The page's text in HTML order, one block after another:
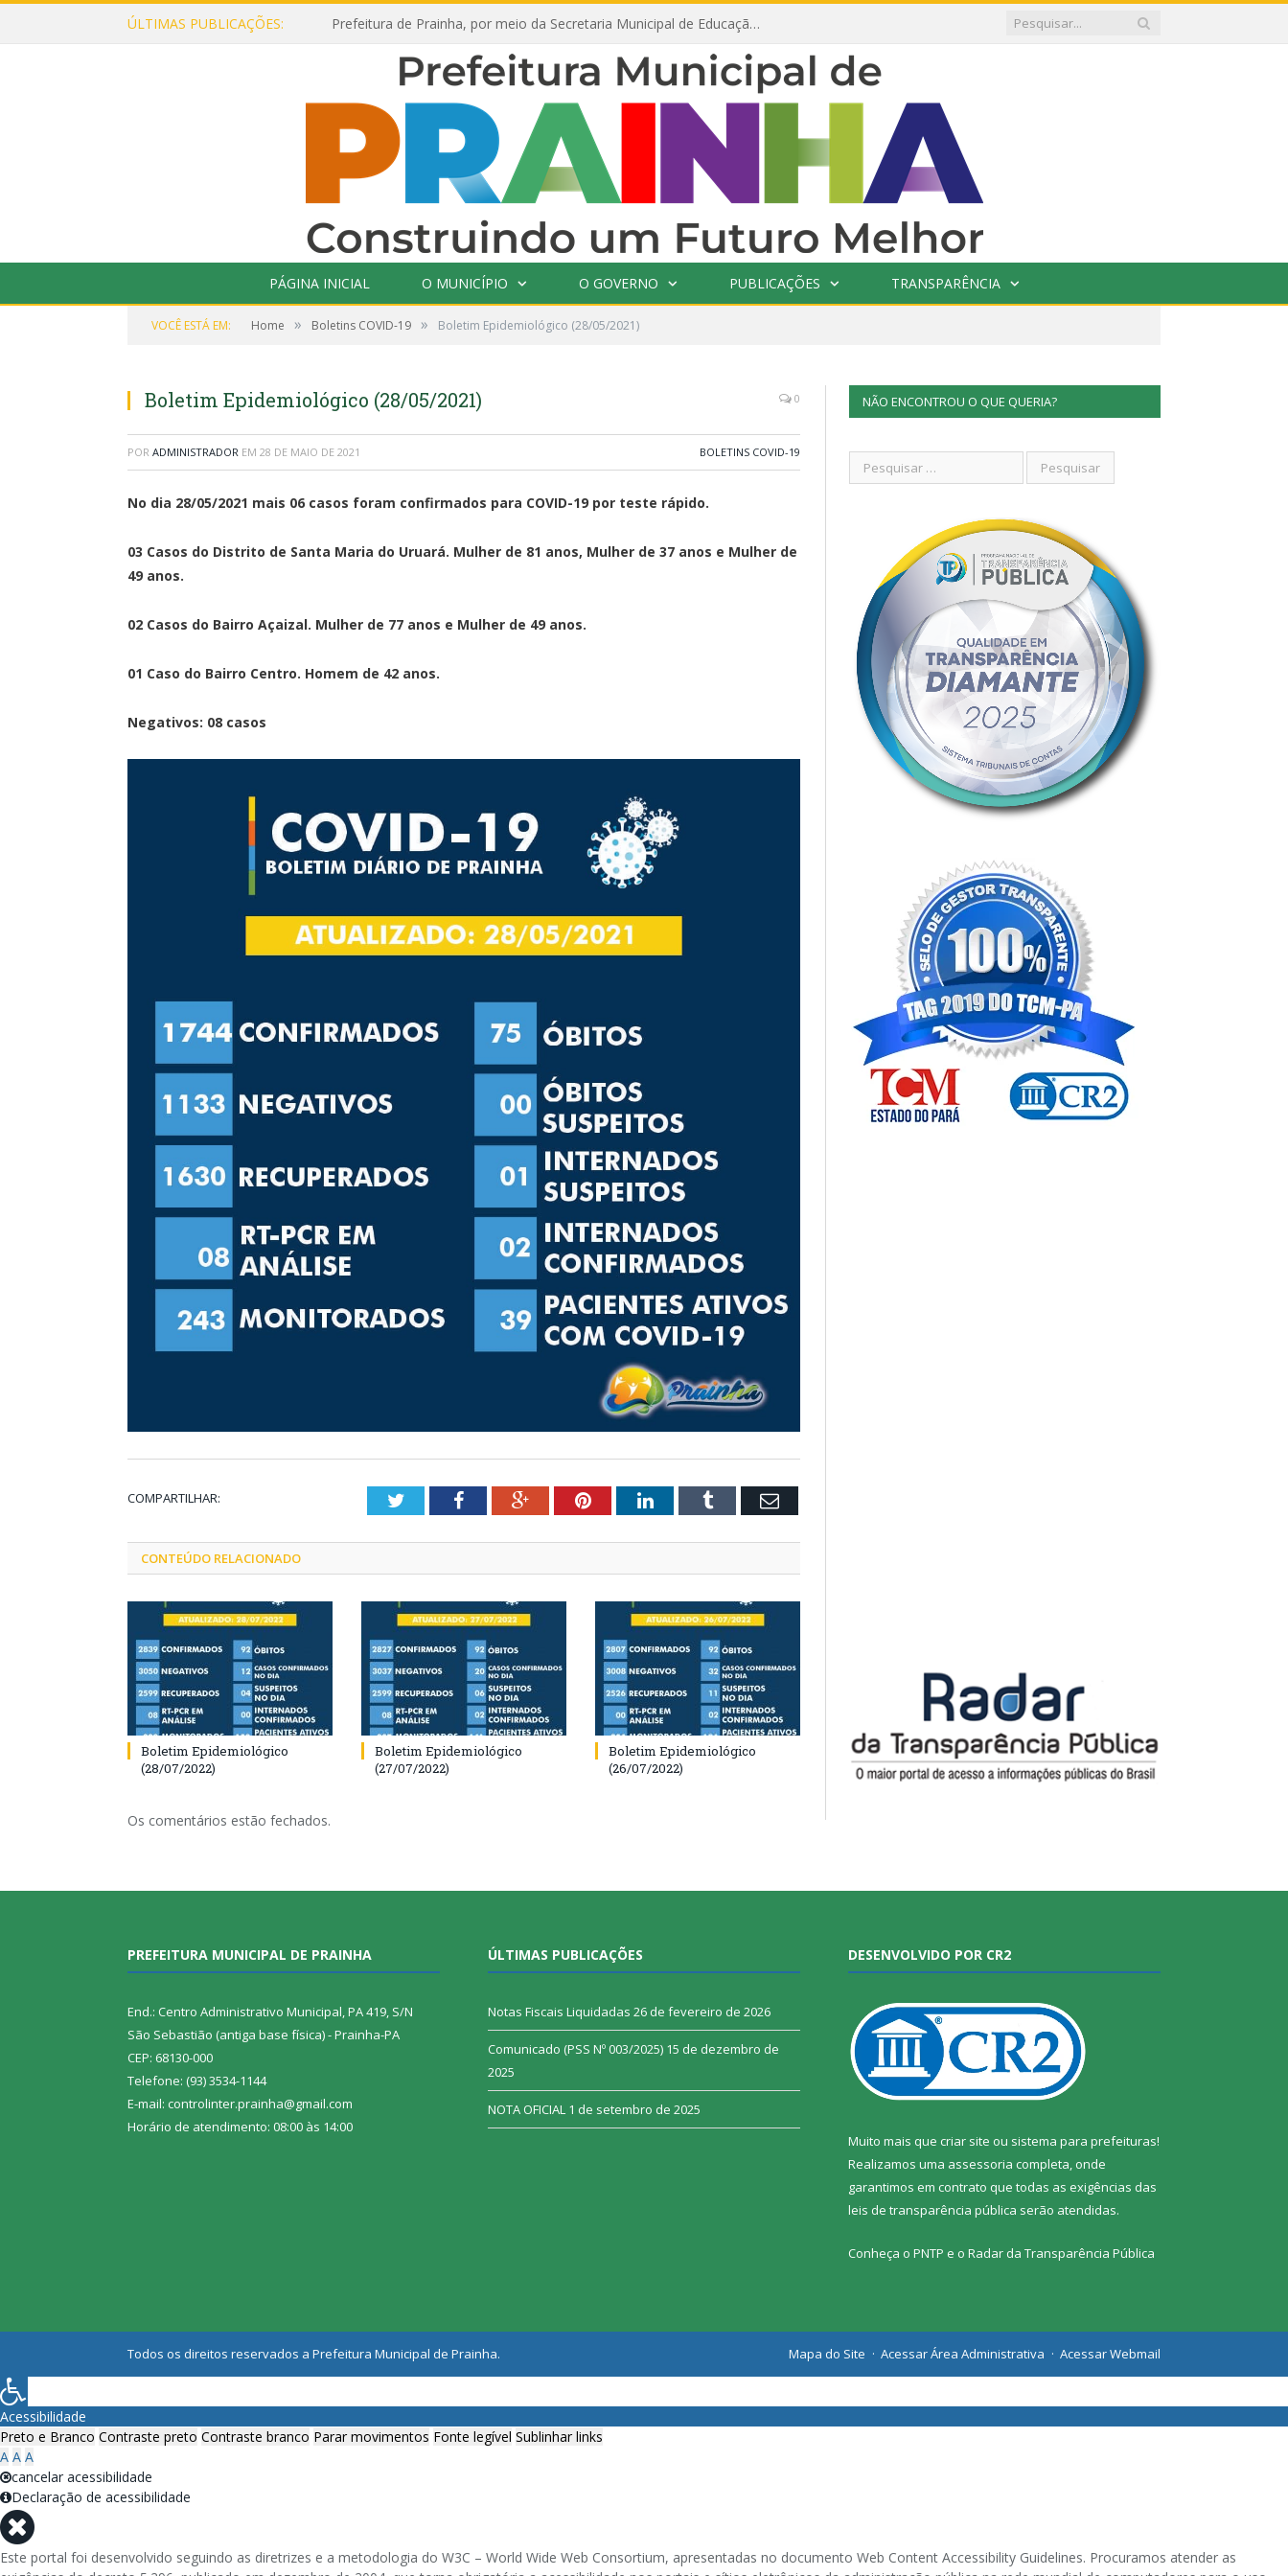
ÚLTIMAS PUBLICAÇÕES: Prefeitura de Prainha, por meio da Secretaria Municipal de Educação, abre 354 vagas na área da Educação para 2025 com processo seletivo simplificado
PÁGINA INICIAL O MUNICÍPIO O GOVERNO PUBLICAÇÕES TRANSPARÊNCIA
VOCÊ ESTÁ EM: Home » Boletins COVID-19 » Boletim Epidemiológico (28/05/2021)
Boletim Epidemiológico (28/05/2021) 0
POR ADMINISTRADOR EM 28 DE MAIO DE 2021 BOLETINS COVID-19
No dia 28/05/2021 mais 06 casos foram confirmados para COVID-19 por teste rápido.
03 Casos do Distrito de Santa Maria do Uruará. Mulher de 81 anos, Mulher de 37 anos e Mulher de
49 anos.
02 Casos do Bairro Açaizal. Mulher de 77 anos e Mulher de 49 anos.
01 Caso do Bairro Centro. Homem de 42 anos.
Negativos: 08 casos
COMPARTILHAR: TwitterFacebookGoogle+PinterestLinkedInTumblr Email
CONTEÚDO RELACIONADO
Boletim Epidemiológico
(28/07/2022)
Boletim Epidemiológico
(27/07/2022)
Boletim Epidemiológico
(26/07/2022)
Os comentários estão fechados.
NÃO ENCONTROU O QUE QUERIA?
PREFEITURA MUNICIPAL DE PRAINHA
End.: Centro Administrativo Municipal, PA 419, S/N
São Sebastião (antiga base física) - Prainha-PA
CEP: 68130-000
Telefone: (93) 3534-1144
E-mail: controlinter.prainha@gmail.com
Horário de atendimento: 08:00 às 14:00
ÚLTIMAS PUBLICAÇÕES
Notas Fiscais Liquidadas 26 de fevereiro de 2026
Comunicado (PSS Nº 003/2025) 15 de dezembro de
2025
NOTA OFICIAL 1 de setembro de 2025
DESENVOLVIDO POR CR2
Muito mais que criar site ou sistema para prefeituras!
Realizamos uma assessoria completa, onde
garantimos em contrato que todas as exigências das
leis de transparência pública serão atendidas.
Conheça o PNTP e o Radar da Transparência Pública
Todos os direitos reservados a Prefeitura Municipal de Prainha. Mapa do Site Acessar Área Administrativa Acessar Webmail
Acessibilidade
Preto e Branco Contraste preto Contraste branco Parar movimentos Fonte legível Sublinhar links
A A A
cancelar acessibilidade
Declaração de acessibilidade
Este portal foi desenvolvido seguindo as diretrizes e a metodologia do W3C – World Wide Web Consortium, apresentadas no documento Web Content Accessibility Guidelines. Procuramos atender as